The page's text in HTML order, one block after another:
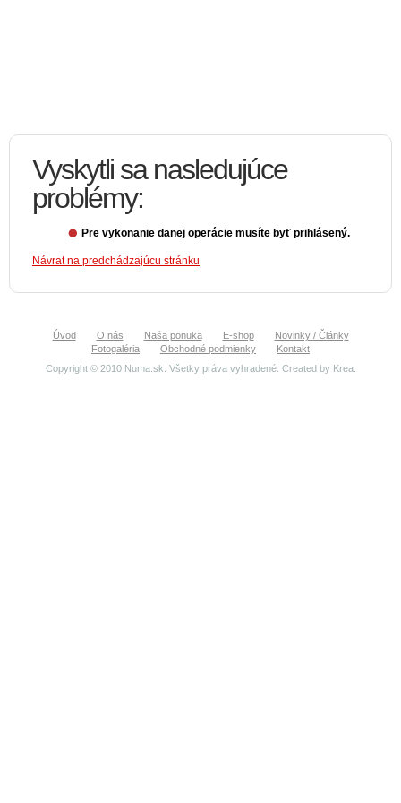
Vyskytli sa nasledujúce
problémy:
Pre vykonanie danej operácie musíte byť prihlásený.
Návrat na predchádzajúcu stránku
Úvod O nás Naša ponuka E-shop
Novinky / Články
Fotogaléria
Obchodné podmienky
Kontakt
Copyright © 2010 Numa.sk. Všetky práva vyhradené. Created by Krea.